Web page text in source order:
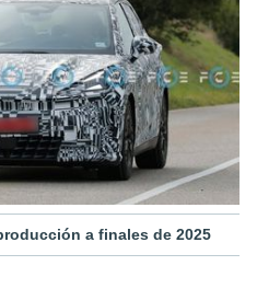
a finales de 2025